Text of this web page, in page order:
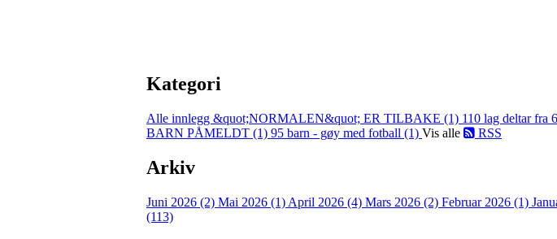
Kategori
Alle innlegg &quot;NORMALEN&quot; ER TILBAKE (1) 110 lag deltar fra
BARN PÅMELDT (1) 95 barn - gøy med fotball (1) Vis alle RSS
Arkiv
Juni 2026 (2) Mai 2026 (1) April 2026 (4) Mars 2026 (2) Februar 2026 (1)
(113)